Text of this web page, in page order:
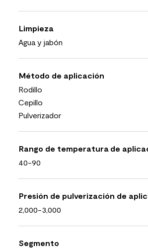
Limpieza
Agua y jabón
Método de aplicación
Rodillo
Cepillo
Pulverizador
Rango de temperatura de
40-90
Presión de pulverización de
2,000-3,000
Segmento